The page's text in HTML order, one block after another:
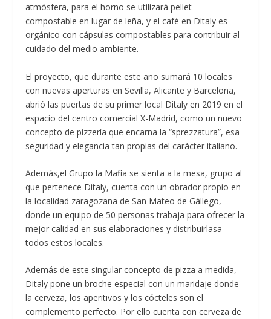
atmósfera, para el horno se utilizará pellet
compostable en lugar de leña, y el café en Ditaly es
orgánico con cápsulas compostables para contribuir al
cuidado del medio ambiente.
El proyecto, que durante este año sumará 10 locales
con nuevas aperturas en Sevilla, Alicante y Barcelona,
abrió las puertas de su primer local Ditaly en 2019 en el
espacio del centro comercial X-Madrid, como un nuevo
concepto de pizzería que encarna la “sprezzatura”, esa
seguridad y elegancia tan propias del carácter italiano.
Además,el Grupo la Mafia se sienta a la mesa, grupo al
que pertenece Ditaly, cuenta con un obrador propio en
la localidad zaragozana de San Mateo de Gállego,
donde un equipo de 50 personas trabaja para ofrecer la
mejor calidad en sus elaboraciones y distribuirlasa
todos estos locales.
Además de este singular concepto de pizza a medida,
Ditaly pone un broche especial con un maridaje donde
la cerveza, los aperitivos y los cócteles son el
complemento perfecto. Por ello cuenta con cerveza de